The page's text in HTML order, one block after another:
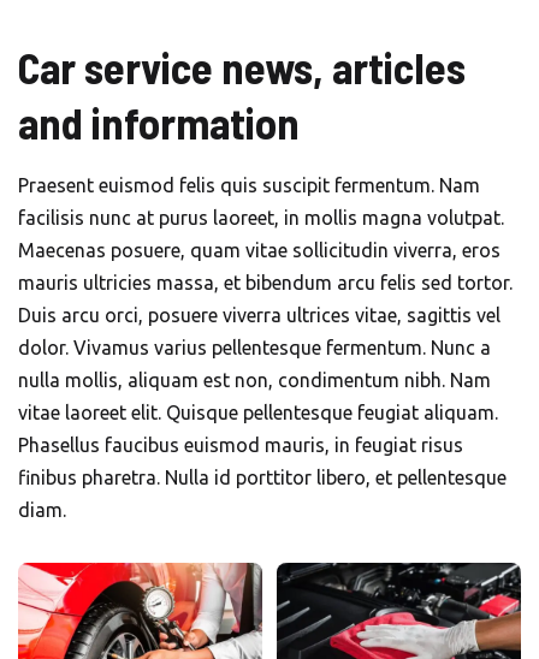
Car service news, articles
and information
Praesent euismod felis quis suscipit fermentum. Nam
facilisis nunc at purus laoreet, in mollis magna volutpat.
Maecenas posuere, quam vitae sollicitudin viverra, eros
mauris ultricies massa, et bibendum arcu felis sed tortor.
Duis arcu orci, posuere viverra ultrices vitae, sagittis vel
dolor. Vivamus varius pellentesque fermentum. Nunc a
nulla mollis, aliquam est non, condimentum nibh. Nam
vitae laoreet elit. Quisque pellentesque feugiat aliquam.
Phasellus faucibus euismod mauris, in feugiat risus
finibus pharetra. Nulla id porttitor libero, et pellentesque
diam.